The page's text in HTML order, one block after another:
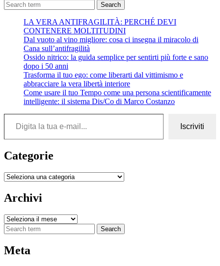
Search
LA VERA ANTIFRAGILITÀ: PERCHÉ DEVI
CONTENERE MOLTITUDINI
Dal vuoto al vino migliore: cosa ci insegna il miracolo di
Cana sull’antifragilità
Ossido nitrico: la guida semplice per sentirti più forte e sano
dopo i 50 anni
Trasforma il tuo ego: come liberarti dal vittimismo e
abbracciare la vera libertà interiore
Come usare il tuo Tempo come una persona scientificamente
intelligente: il sistema Dis/Co di Marco Costanzo
Digita la tua e-mail...
Iscriviti
Categorie
Categorie
Archivi
Archivi
Search
Meta